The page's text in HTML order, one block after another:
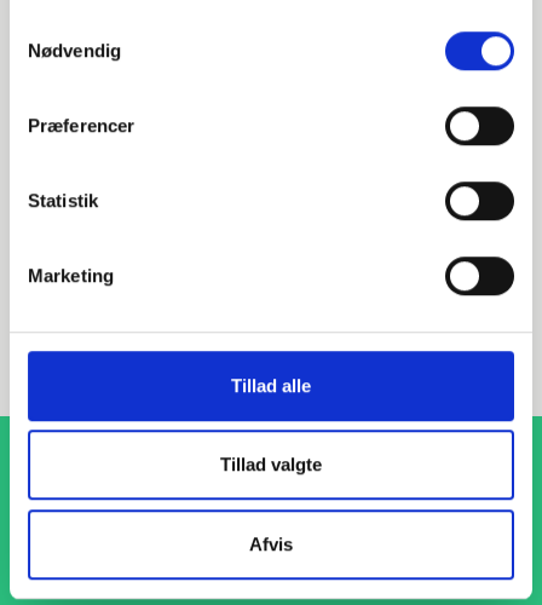
Nødvendig
Præferencer
Statistik
Marketing
Tillad alle
Tillad valgte
Afvis
DIN 2642 PN10
stk. tilgængelig